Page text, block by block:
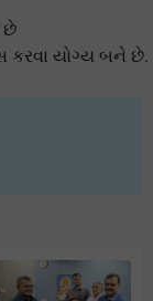
છે
કરવા યોગ્ય બને છે.